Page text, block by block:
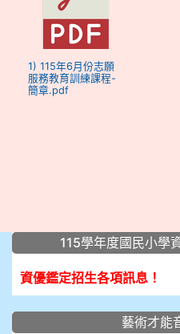
1) 115年6月份志願
服務教育訓練課程-
簡章.pdf
::: 115學年度國民小學
資優鑑定招生各項訊息！
藝術才能